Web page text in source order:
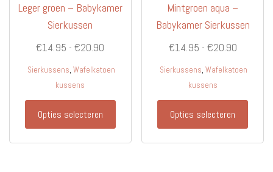
Leger groen – Babykamer
Sierkussen
€14.95 - €20.90
€20.90
Sierkussens, Wafelkatoen
kussens
Opties selecteren
Dit
Mintgroen aqua –
Babykamer Sierkussen
€14.95 - €20.90
€20.90
Sierkussens, Wafelkatoen
kussens
Opties selecteren
Dit